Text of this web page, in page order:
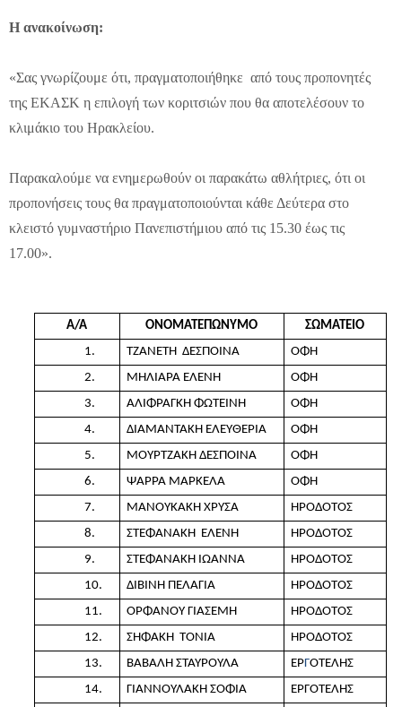
Η ανακοίνωση:
«Σας γνωρίζουμε ότι, πραγματοποιήθηκε από τους προπονητές
της ΕΚΑΣΚ η επιλογή των κοριτσιών που θα αποτελέσουν το
κλιμάκιο του Ηρακλείου.
Παρακαλούμε να ενημερωθούν οι παρακάτω αθλήτριες, ότι οι
προπονήσεις τους θα πραγματοποιούνται κάθε Δεύτερα στο
κλειστό γυμναστήριο Πανεπιστήμιου από τις 15.30 έως τις
17.00».
Α/Α ΟΝΟΜΑΤΕΠΩΝΥΜΟ
ΣΩΜΑΤΕΙΟ
1.
ΤΖΑΝΕΤΗ ΔΕΣΠΟΙΝΑ
ΟΦΗ
2.
ΜΗΛΙΑΡΑ ΕΛΕΝΗ
ΟΦΗ
3.
ΑΛΙΦΡΑΓΚΗ ΦΩΤΕΙΝΗ
ΟΦΗ
4.
ΔΙΑΜΑΝΤΑΚΗ ΕΛΕΥΘΕΡΙΑ
ΟΦΗ
5.
ΜΟΥΡΤΖΑΚΗ ΔΕΣΠΟΙΝΑ
ΟΦΗ
6.
ΨΑΡΡΑ ΜΑΡΚΕΛΑ
ΟΦΗ
7.
ΜΑΝΟΥΚΑΚΗ ΧΡΥΣΑ
ΗΡΟΔΟΤΟΣ
8.
ΣΤΕΦΑΝΑΚΗ ΕΛΕΝΗ
ΗΡΟΔΟΤΟΣ
9.
ΣΤΕΦΑΝΑΚΗ ΙΩΑΝΝΑ
ΗΡΟΔΟΤΟΣ
10.
ΔΙΒΙΝΗ ΠΕΛΑΓΙΑ
ΗΡΟΔΟΤΟΣ
11.
ΟΡΦΑΝΟΥ ΓΙΑΣΕΜΗ
ΗΡΟΔΟΤΟΣ
12.
ΣΗΦΑΚΗ ΤΟΝΙΑ
ΗΡΟΔΟΤΟΣ
13.
ΒΑΒΑΛΗ ΣΤΑΥΡΟΥΛΑ ΕΡΓΟΤΕΛΗΣ
14.
ΓΙΑΝΝΟΥΛΑΚΗ ΣΟΦΙΑ
ΕΡΓΟΤΕΛΗΣ